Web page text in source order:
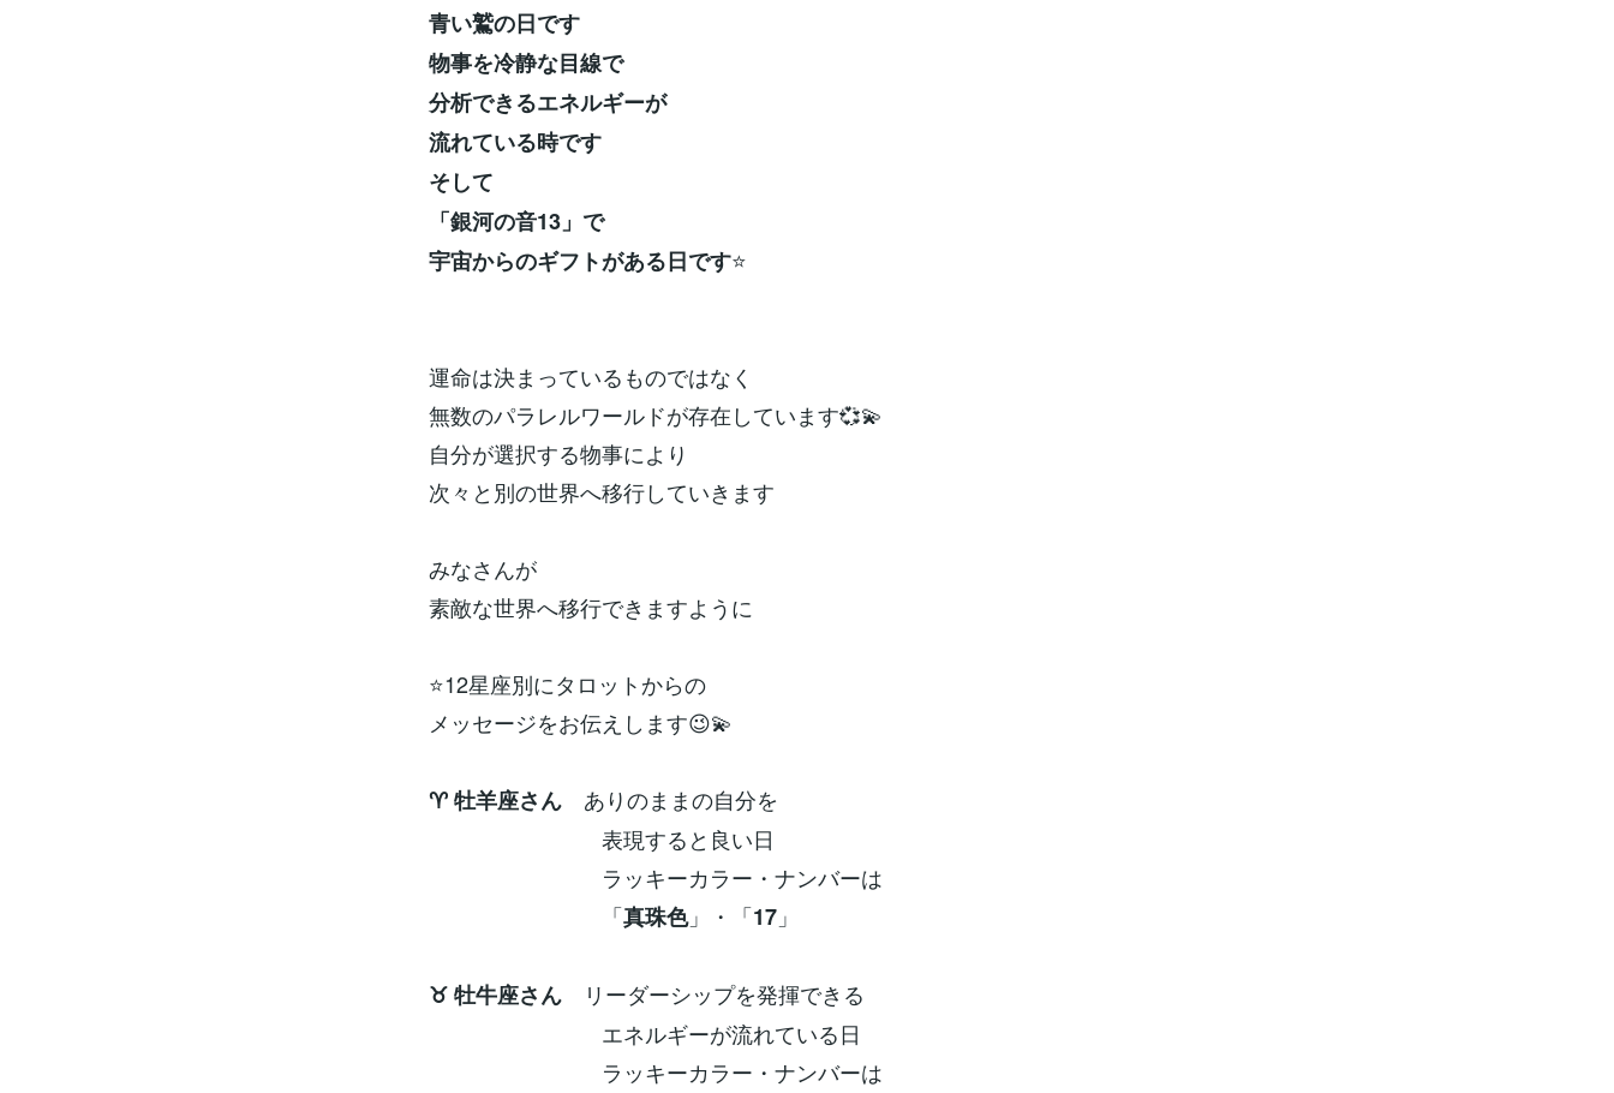
青い鷲の日です
物事を冷静な目線で
分析できるエネルギーが
流れている時です
そして
「銀河の音13」で
宇宙からのギフトがある日です⭐
運命は決まっているものではなく
無数のパラレルワールドが存在しています💞💫
自分が選択する物事により
次々と別の世界へ移行していきます
みなさんが
素敵な世界へ移行できますように
⭐12星座別にタロットからの
メッセージをお伝えします😉💫
♈ 牡羊座さん ありのままの自分を
表現すると良い日
ラッキーカラー・ナンバーは
「真珠色」・「17 」
♉ 牡牛座さん リーダーシップを発揮できる
エネルギーが流れている日
ラッキーカラー・ナンバーは